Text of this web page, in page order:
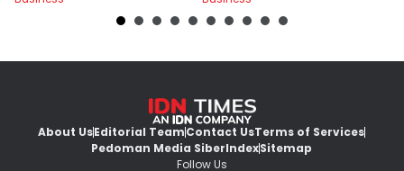
About UsEditorial TeamContact UsTerms of Services
Pedoman Media SiberIndexSitemap
Follow Us